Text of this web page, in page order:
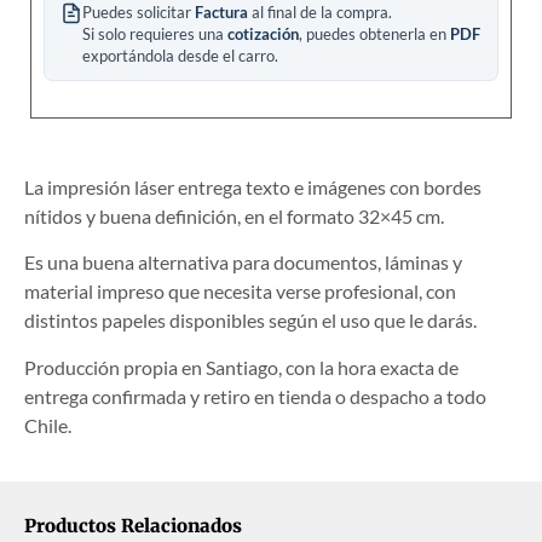
Puedes solicitar Factura al final de la compra.
Si solo requieres una cotización, puedes obtenerla en PDF
exportándola desde el carro.
La impresión láser entrega texto e imágenes con bordes
nítidos y buena definición, en el formato 32×45 cm.
Es una buena alternativa para documentos, láminas y
material impreso que necesita verse profesional, con
distintos papeles disponibles según el uso que le darás.
Producción propia en Santiago, con la hora exacta de
entrega confirmada y retiro en tienda o despacho a todo
Chile.
Productos Relacionados